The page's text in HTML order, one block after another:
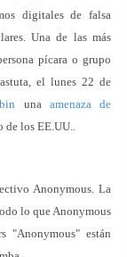
digitales de falsa
Una de las más
pícara o grupo
el lunes 22 de
una amenaza de
los EE.UU..
Anonymous. La
lo que Anonymous
"Anonymous" están